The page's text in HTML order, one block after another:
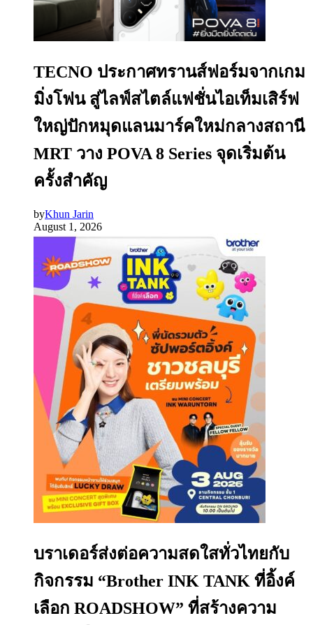
TECNO ประกาศทรานส์ฟอร์มจากเกม
มิ่งโฟน สู่ไลฟ์สไตล์แฟชั่นไอเท็มเสิร์ฟ
ใหญ่ปักหมุดแลนมาร์คใหม่กลางสถานี
MRT วาง POVA 8 Series จุดเริ่มต้น
ครั้งสำคัญ
byKhun Jarin
August 1, 2026
บราเดอร์ส่งต่อความสดใสทั่วไทยกับ
กิจกรรม “Brother INK TANK ที่อิ้งค์
เลือก ROADSHOW” ที่สร้างความ